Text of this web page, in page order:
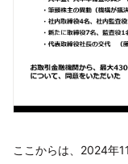
ここからは、2024年